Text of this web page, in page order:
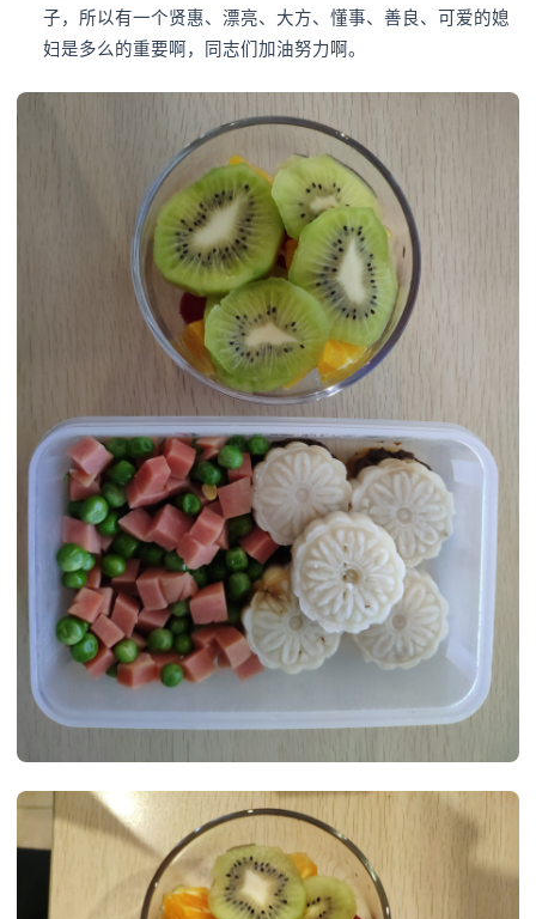
子，所以有一个贤惠、漂亮、大方、懂事、善良、可爱的媳
妇是多么的重要啊，同志们加油努力啊。